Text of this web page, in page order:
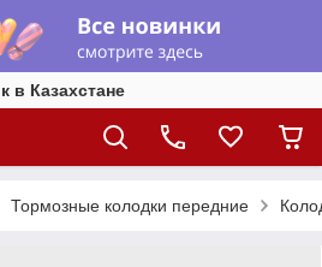
в Казахстане
Тормозные колодки передние